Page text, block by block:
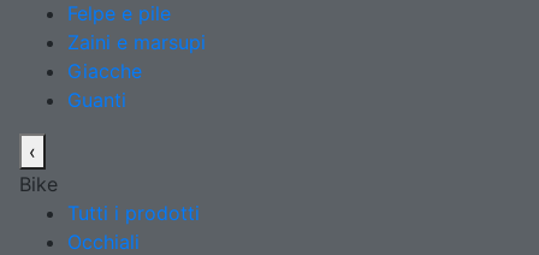
Felpe e pile
Zaini e marsupi
Giacche
Guanti
‹
Bike
Tutti i prodotti
Occhiali